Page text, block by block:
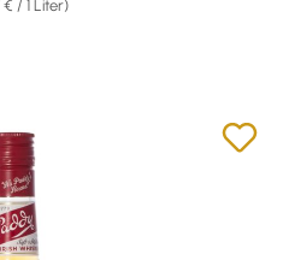
/ 1 Liter)